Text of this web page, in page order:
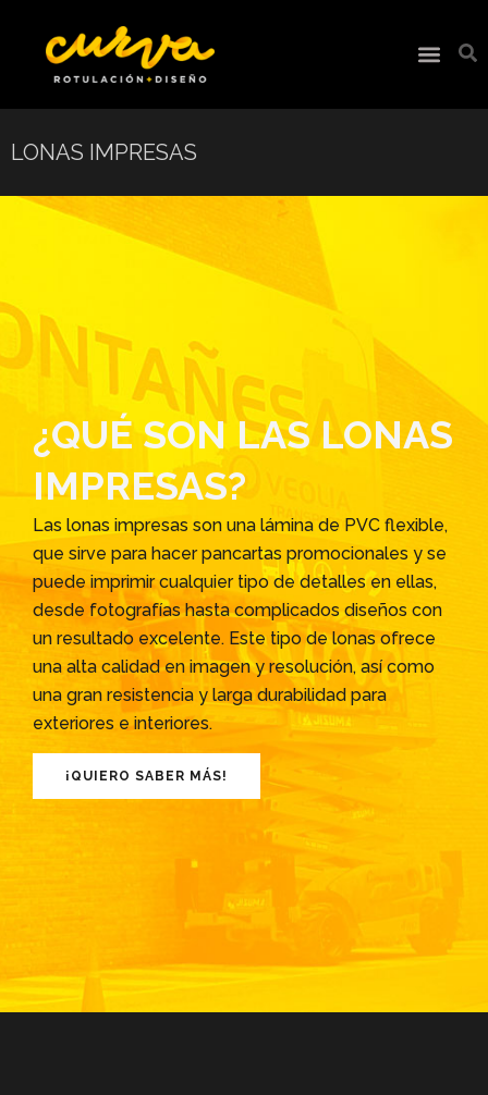
LONAS IMPRESAS
¿QUÉ SON LAS LONAS
IMPRESAS?
Las lonas impresas son una lámina de PVC flexible,
que sirve para hacer pancartas promocionales y se
puede imprimir cualquier tipo de detalles en ellas,
desde fotografías hasta complicados diseños con
un resultado excelente. Este tipo de lonas ofrece
una alta calidad en imagen y resolución, así como
una gran resistencia y larga durabilidad para
exteriores e interiores.
¡QUIERO SABER MÁS!